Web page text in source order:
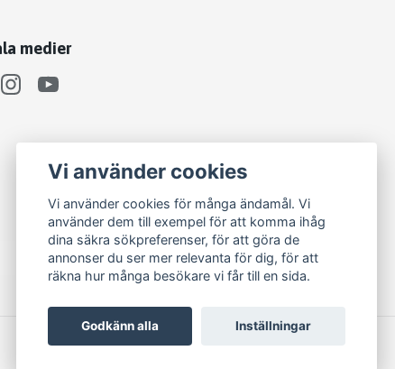
medier
Vi använder cookies
Vi använder cookies för många ändamål. Vi
använder dem till exempel för att komma ihåg
dina säkra sökpreferenser, för att göra de
annonser du ser mer relevanta för dig, för att
räkna hur många besökare vi får till en sida.
Godkänn alla Inställningar